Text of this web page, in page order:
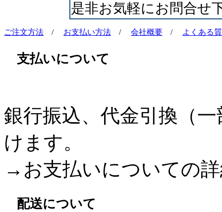
是非お気軽にお問合せ
ご注文方法 / お支払い方法 / 会社概要 / よくある
支払いについて
銀行振込、代金引換（
けます。
→お支払いについての
配送について